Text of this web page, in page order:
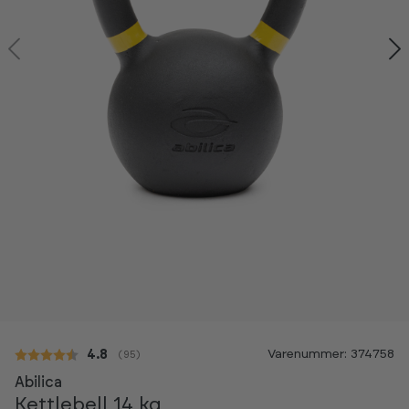
Gennemsnitlig vurdering:
4.8 ( stemmer:
95 ) Varenummer: 374758
Abilica